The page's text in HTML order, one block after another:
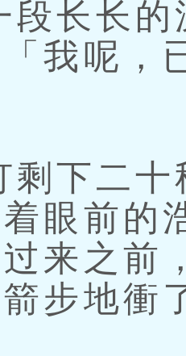
长长的
我呢，
下二十
眼前的
来之前
步地衝